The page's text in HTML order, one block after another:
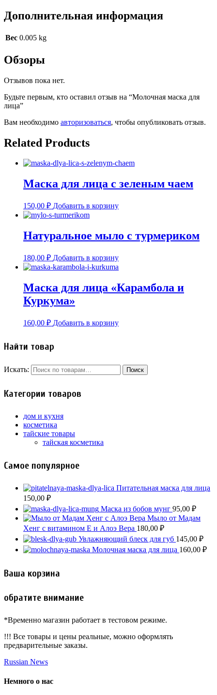
Дополнительная информация
Вес 0.005 kg
Обзоры
Отзывов пока нет.
Будьте первым, кто оставил отзыв на “Молочная маска для
лица”
Вам необходимо авторизоваться, чтобы опубликовать отзыв.
Related Products
Маска для лица с зеленым чаем
150,00 ₽ Добавить в корзину
Натуральное мыло с турмериком
180,00 ₽ Добавить в корзину
Маска для лица «Карамбола и
Куркума»
160,00 ₽ Добавить в корзину
Найти товар
Искать:
Категории товаров
дом и кухня
косметика
тайские товары
тайская косметика
Самое популярное
Питательная маска для лица
150,00 ₽
Маска из бобов мунг 95,00 ₽
Мыло от Мадам
Хенг c витамином Е и Алоэ Вера 180,00 ₽
Увлажняющий блеск для губ 145,00 ₽
Молочная маска для лица 160,00 ₽
Ваша корзина
обратите внимание
*Временно магазин работает в тестовом режиме.
!!! Все товары и цены реальные, можно оформлять
предварительные заказы.
Russian News
Немного о нас